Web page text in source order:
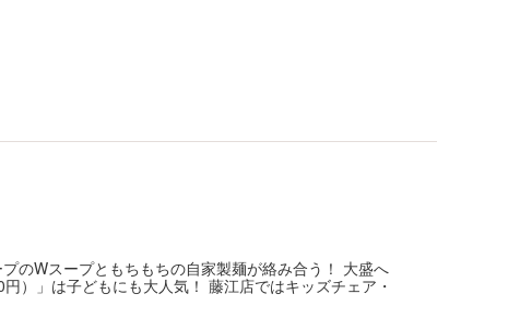
のWスープともちもちの自家製麺が絡み合う！ 大盛へ
）」は子どもにも大人気！ 藤江店ではキッズチェア・